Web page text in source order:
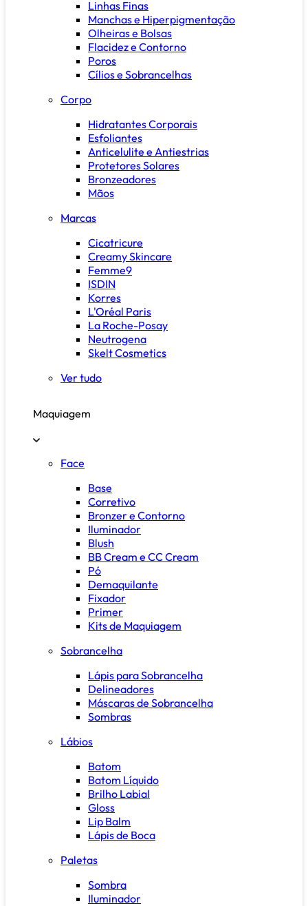
Linhas Finas
Manchas e Hiperpigmentação
Olheiras e Bolsas
Flacidez e Contorno
Poros
Cílios e Sobrancelhas
Corpo
Hidratantes Corporais
Esfoliantes
Anticelulite e Antiestrias
Protetores Solares
Bronzeadores
Mãos
Marcas
Cicatricure
Creamy Skincare
Femme9
ISDIN
Korres
L'Oréal Paris
La Roche-Posay
Neutrogena
Skelt Cosmetics
Ver tudo
Maquiagem
Face
Base
Corretivo
Bronzer e Contorno
Iluminador
Blush
BB Cream e CC Cream
Pó
Demaquilante
Fixador
Primer
Kits de Maquiagem
Sobrancelha
Lápis para Sobrancelha
Delineadores
Máscaras de Sobrancelha
Sombras
Lábios
Batom
Batom Líquido
Brilho Labial
Gloss
Lip Balm
Lápis de Boca
Paletas
Sombra
Iluminador